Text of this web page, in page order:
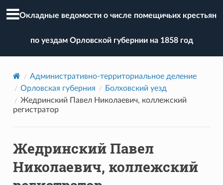
Окладные ведомости о числе помещичьих крестьян
по уездам Орловской губернии на 1858 год
Административно-территориальное деление
Орловская губерния
Болховский уезд
Жедринский Павел Николаевич, коллежский
регистратор
Жедринский Павел
Николаевич, коллежский